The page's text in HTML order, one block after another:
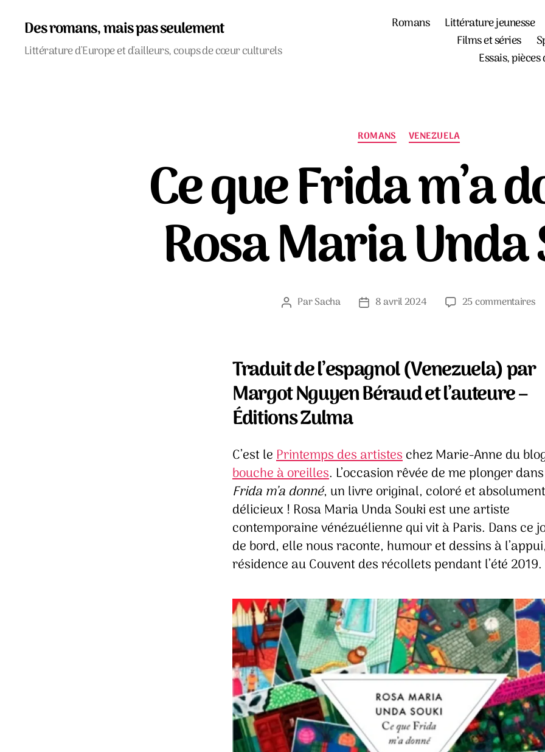
Des romans, mais pas seulement
Littérature d'Europe et d'ailleurs, coups de cœur culturels
Romans
Littérature jeunesse
Films et séries
Essais,
Catégories
ROMANS VENEZUELA
Ce que Frida m’a
Rosa Maria
Auteur
ParSacha
Date8 avril 2024 25 commentaires
Traduit de l’espagnol (Venezuela) par
Margot Nguyen Béraud et l’auteure –
Éditions Zulma
C’est lePrintemps des artisteschez Marie-Anne du
bouche à oreilles. L’occasion rêvée de me plonger
Frida m’a donné, un livre original, coloré et absolument
délicieux ! Rosa Maria Unda Souki est une artiste
contemporaine vénézuélienne qui vit à Paris. Dans ce
de bord, elle nous raconte, humour et dessins à
résidence au Couvent des récollets pendant l’été 2019.